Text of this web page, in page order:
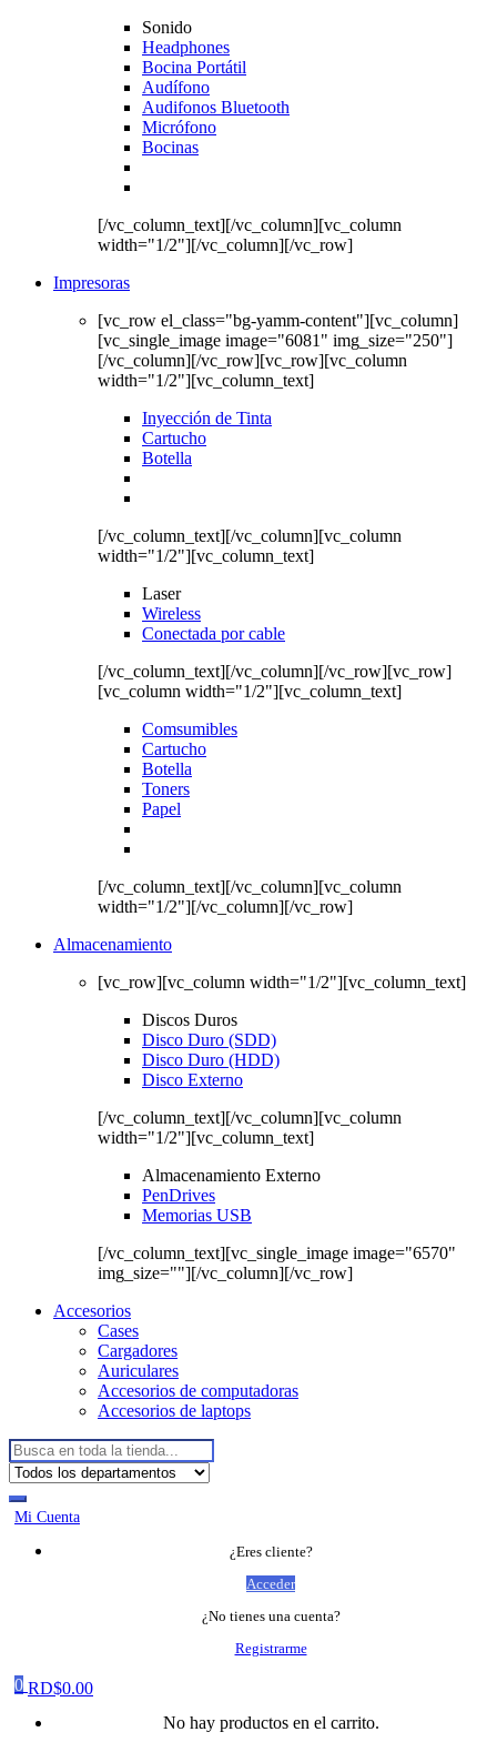
Sonido
Headphones
Bocina Portátil
Audífono
Audifonos Bluetooth
Micrófono
Bocinas
[/vc_column_text][/vc_column][vc_column
width="1/2"][/vc_column][/vc_row]
Impresoras
[vc_row el_class="bg-yamm-content"][vc_column]
[vc_single_image image="6081" img_size="250"]
[/vc_column][/vc_row][vc_row][vc_column
width="1/2"][vc_column_text]
Inyección de Tinta
Cartucho
Botella
[/vc_column_text][/vc_column][vc_column
width="1/2"][vc_column_text]
Laser
Wireless
Conectada por cable
[/vc_column_text][/vc_column][/vc_row][vc_row]
[vc_column width="1/2"][vc_column_text]
Comsumibles
Cartucho
Botella
Toners
Papel
[/vc_column_text][/vc_column][vc_column
width="1/2"][/vc_column][/vc_row]
Almacenamiento
[vc_row][vc_column width="1/2"][vc_column_text]
Discos Duros
Disco Duro (SDD)
Disco Duro (HDD)
Disco Externo
[/vc_column_text][/vc_column][vc_column
width="1/2"][vc_column_text]
Almacenamiento Externo
PenDrives
Memorias USB
[/vc_column_text][vc_single_image image="6570"
img_size=""][/vc_column][/vc_row]
Accesorios
Cases
Cargadores
Auriculares
Accesorios de computadoras
Accesorios de laptops
Buscar:
Mi Cuenta
¿Eres cliente?
Acceder
¿No tienes una cuenta?
Registrarme
0 RD$0.00
No hay productos en el carrito.